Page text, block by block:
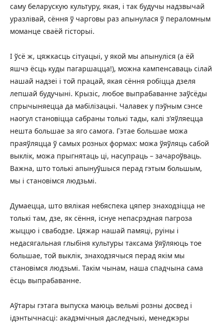
саму беларускую культуру, якая, і так будучы надзвычай
уразлівай, сёння ў чарговы раз апынулася ў пераломным
моманце сваёй гісторыі.
І ўсё ж, цяжкасць сітуацыі, у якой мы апынуліся (а ёй
яшчэ ёсць куды пагаршацца!), можна кампенсаваць сілай
нашай надзеі і той працай, якая сёння робіцца дзеля
лепшай будучыні. Крызіс, любое выпрабаванне заўсёды
спрычыняецца да мабілізацыі. Чалавек у пэўным сэнсе
наогул становіцца сабраны толькі тады, калі з’яўляецца
нешта большае за яго самога. Гэтае большае можа
праяўляцца ў самых розных формах: можа ўяўляць сабой
выклік, можа прыгнятаць ці, насупраць – зачароўваць.
Важна, што толькі апынуўшыся перад гэтым большым,
мы і становімся людзьмі.
Думаецца, што вялікая небяспека цяпер знаходзіцца не
толькі там, дзе, як сёння, існуе непасрэдная пагроза
жыццю і свабодзе. Цяжар нашай памяці, руіны і
недасягальная глыбіня культуры таксама ўяўляюць тое
большае, той выклік, знаходзячыся перад якім мы
становімся людзьмі. Такім чынам, наша спадчына сама
ёсць выпрабаванне.
Аўтары гэтага выпуска маюць вельмі розны досвед і
ідэнтычнасці: акадэмічныя даследчыкі, менеджэры